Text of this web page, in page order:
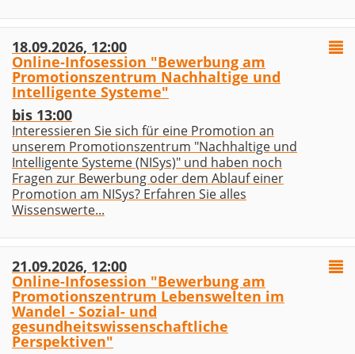
18.09.2026, 12:00
Online-Infosession "Bewerbung am
Promotionszentrum Nachhaltige und
Intelligente Systeme"
bis 13:00
Interessieren Sie sich für eine Promotion an
unserem Promotionszentrum "Nachhaltige und
Intelligente Systeme (NISys)" und haben noch
Fragen zur Bewerbung oder dem Ablauf einer
Promotion am NISys? Erfahren Sie alles
Wissenswerte...
21.09.2026, 12:00
Online-Infosession "Bewerbung am
Promotionszentrum Lebenswelten im
Wandel - Sozial- und
gesundheitswissenschaftliche
Perspektiven"